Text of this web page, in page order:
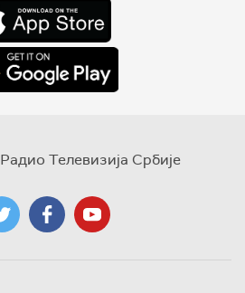
Радио Телевизија Србије